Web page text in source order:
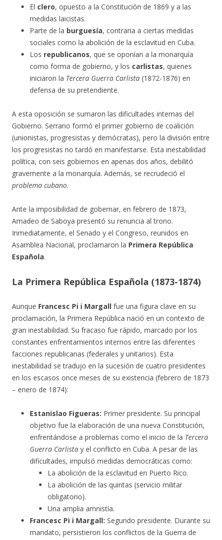
El clero, opuesto a la Constitución de 1869 y a las
medidas laicistas.
Parte de la burguesía, contraria a ciertas medidas
sociales como la abolición de la esclavitud en Cuba.
Los republicanos, que se oponían a la monarquía
como forma de gobierno, y los carlistas, quienes
iniciaron la Tercera Guerra Carlista (1872-1876) en
defensa de su pretendiente.
A esta oposición se sumaron las dificultades internas del
Gobierno. Serrano formó el primer gobierno de coalición
(unionistas, progresistas y demócratas), pero la división entre
los progresistas no tardó en manifestarse. Esta inestabilidad
política, con seis gobiernos en apenas dos años, debilitó
gravemente a la monarquía. Además, se recrudeció el
problema cubano.
Ante la imposibilidad de gobernar, en febrero de 1873,
Amadeo de Saboya presentó su renuncia al trono.
Inmediatamente, el Senado y el Congreso, reunidos en
Asamblea Nacional, proclamaron la Primera República
Española.
La Primera República Española (1873-1874)
Aunque Francesc Pi i Margall fue una figura clave en su
proclamación, la Primera República nació en un contexto de
gran inestabilidad. Su fracaso fue rápido, marcado por los
constantes enfrentamientos internos entre las diferentes
facciones republicanas (federales y unitarios). Esta
inestabilidad se tradujo en la sucesión de cuatro presidentes
en los escasos once meses de su existencia (febrero de 1873
– enero de 1874):
Estanislao Figueras: Primer presidente. Su principal
objetivo fue la elaboración de una nueva Constitución,
enfrentándose a problemas como el inicio de la Tercera
Guerra Carlista y el conflicto en Cuba. A pesar de las
dificultades, impulsó medidas democráticas como:
La abolición de la esclavitud en Puerto Rico.
La abolición de las quintas (servicio militar
obligatorio).
Una amplia amnistía.
Francesc Pi i Margall: Segundo presidente. Durante su
mandato, persistieron los conflictos de la Guerra de